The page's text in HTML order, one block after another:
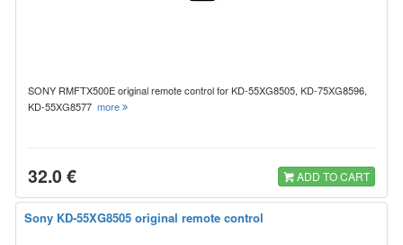
SONY RMFTX500E original remote control for KD-55XG8505, KD-75XG8596,
KD-55XG8577 more
32.0 € ADD TO CART
Sony KD-55XG8505 original remote control